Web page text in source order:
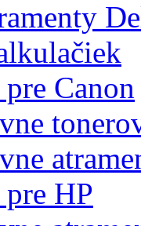
Canon
HP